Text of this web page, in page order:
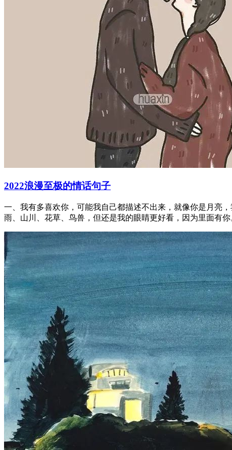
2022浪漫至极的情话句子
一、我有多喜欢你，可能我自己都描述不出来，就像你是月亮
雨、山川、花草、鸟兽，但还是我的眼睛更好看，因为里面有